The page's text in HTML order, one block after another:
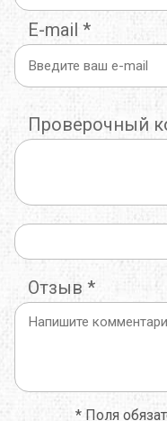
E-mail *
Проверочный
Отзыв *
*Поля